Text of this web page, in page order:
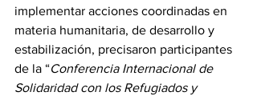
implementar acciones coordinadas en
materia humanitaria, de desarrollo y
estabilización, precisaron participantes
de la “Conferencia Internacional de
Solidaridad con los Refugiados y